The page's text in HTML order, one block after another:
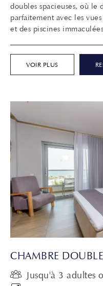
doubles spacieuses, où le
parfaitement avec les
et des piscines
VOIR PLUS
CHAMBRE
Jusqu'à 3 adultes